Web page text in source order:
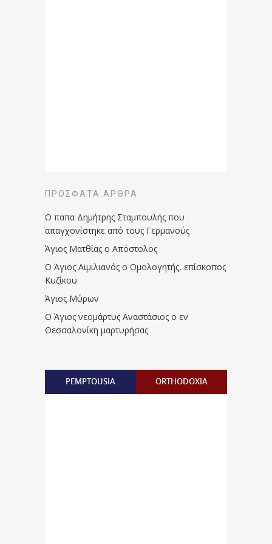
ΠΡΌΣΦΑΤΑ ΆΡΘΡΑ
Ο παπα Δημήτρης Σταμπουλής που
απαγχονίστηκε από τους Γερμανούς
Άγιος Ματθίας ο Απόστολος
Ο Άγιος Αιμιλιανός ο Ομολογητής, επίσκοπος
Κυζίκου
Άγιος Μύρων
Ο Άγιος νεομάρτυς Αναστάσιος ο εν
Θεσσαλονίκη μαρτυρήσας
PEMPTOUSIA ORTHODOXIA